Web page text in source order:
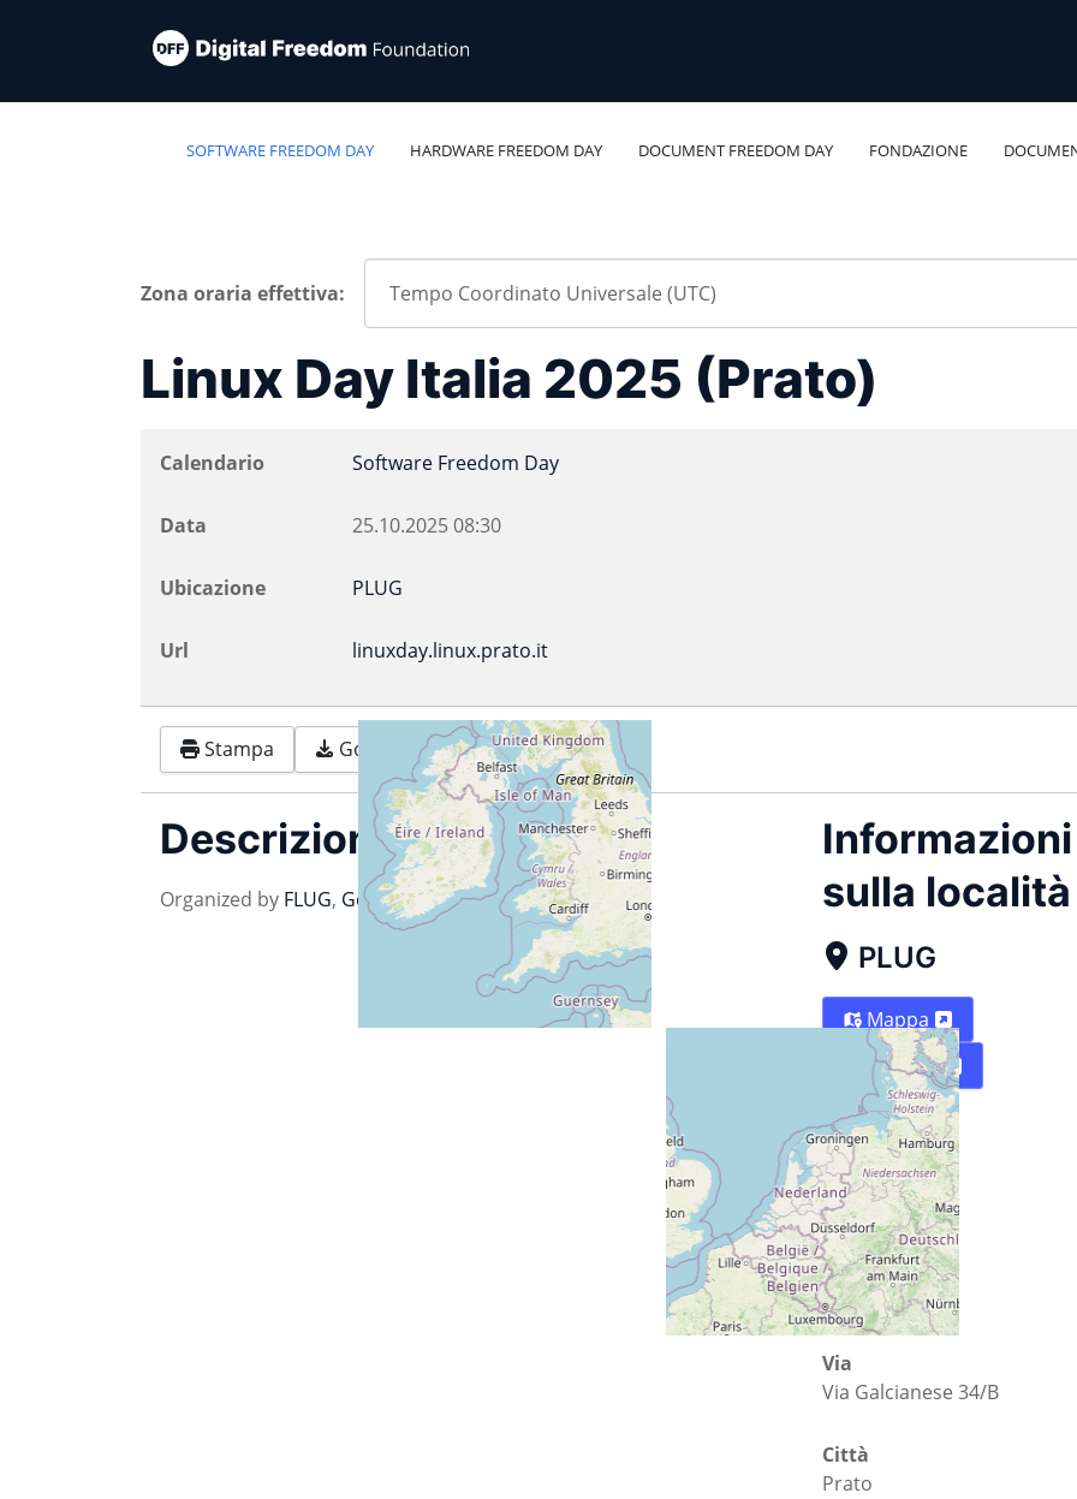
SOFTWARE FREEDOM DAY HARDWARE FREEDOM DAY DOCUMENT FREEDOM DAY FONDAZIONE
Zona oraria effettiva:
Linux Day Italia 2025 (Prato)
Calendario Software Freedom Day
Data 25.10.202508:30
Ubicazione PLUG
Url linuxday.linux.prato.it
Stampa Google Outlook (.ics)
Descrizione
Organized by FLUG, Golem,LuccaLUG,PLUG
Informazioni
sulla località
PLUG
Mappa
Indicazioni
Via
Via Galcianese 34/B
Città
Prato